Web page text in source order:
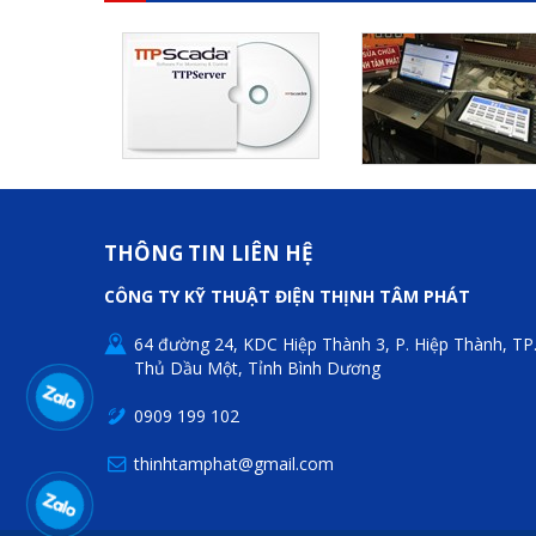
THÔNG TIN LIÊN HỆ
CÔNG TY KỸ THUẬT ĐIỆN THỊNH TÂM PHÁT
64 đường 24, KDC Hiệp Thành 3, P. Hiệp Thành, TP.
Thủ Dầu Một, Tỉnh Bình Dương
0909 199 102
thinhtamphat@gmail.com